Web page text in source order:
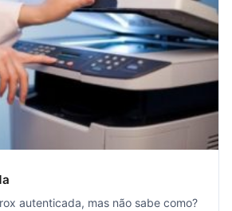
autenticada, mas não sabe como?